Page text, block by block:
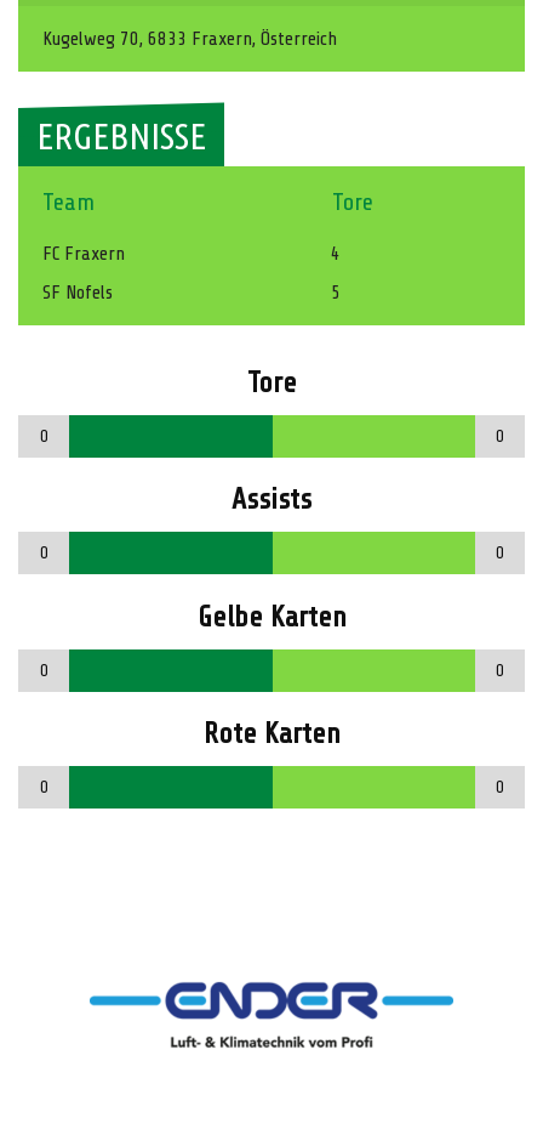
Kugelweg 70, 6833 Fraxern, Österreich
ERGEBNISSE
Team Tore
FC Fraxern
4
SF Nofels
5
Tore
0 0
Assists
0 0
Gelbe Karten
0 0
Rote Karten
0 0